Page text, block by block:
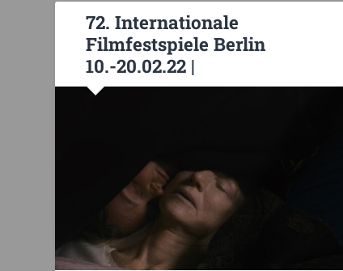
72. Internationale
Filmfestspiele Berlin
10.-20.02.22 |